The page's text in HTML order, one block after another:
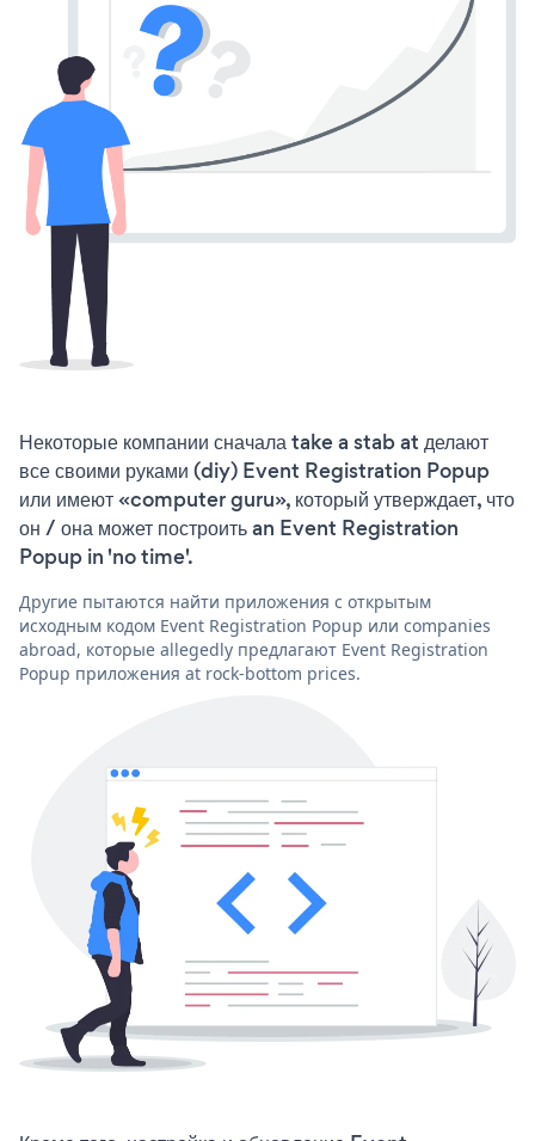
Некоторые компании сначала take a stab at делают
все своими руками (diy) Event Registration Popup
или имеют «computer guru», который утверждает, что
он / она может построить an Event Registration
Popup in 'no time'.
Другие пытаются найти приложения с открытым
исходным кодом Event Registration Popup или companies
abroad, которые allegedly предлагают Event Registration
Popup приложения at rock-bottom prices.